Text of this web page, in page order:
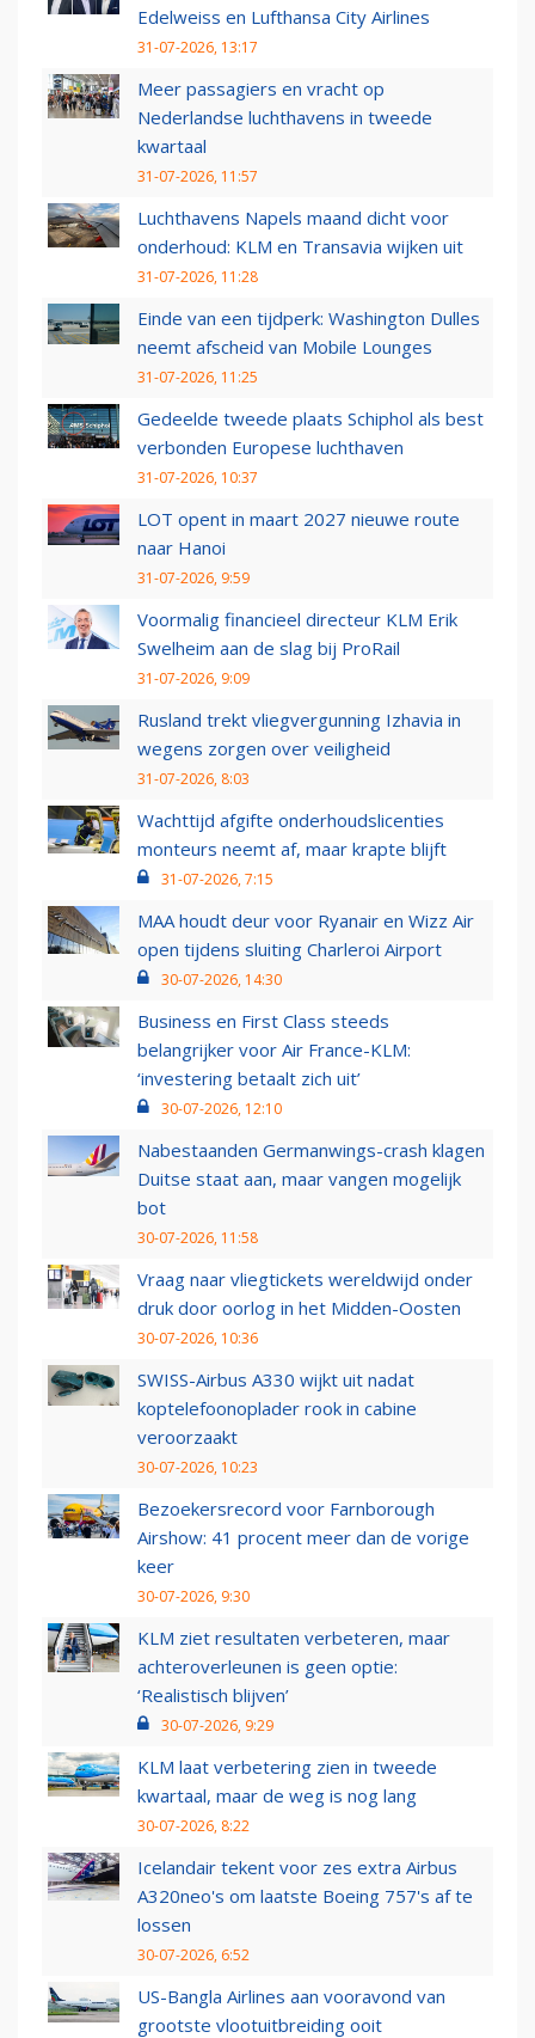
Edelweiss en Lufthansa City Airlines
31-07-2026, 13:17
Meer passagiers en vracht op
Nederlandse luchthavens in tweede
kwartaal
31-07-2026, 11:57
Luchthavens Napels maand dicht voor
onderhoud: KLM en Transavia wijken uit
31-07-2026, 11:28
Einde van een tijdperk: Washington Dulles
neemt afscheid van Mobile Lounges
31-07-2026, 11:25
Gedeelde tweede plaats Schiphol als best
verbonden Europese luchthaven
31-07-2026, 10:37
LOT opent in maart 2027 nieuwe route
naar Hanoi
31-07-2026, 9:59
Voormalig financieel directeur KLM Erik
Swelheim aan de slag bij ProRail
31-07-2026, 9:09
Rusland trekt vliegvergunning Izhavia in
wegens zorgen over veiligheid
31-07-2026, 8:03
Wachttijd afgifte onderhoudslicenties
monteurs neemt af, maar krapte blijft
31-07-2026, 7:15
MAA houdt deur voor Ryanair en Wizz Air
open tijdens sluiting Charleroi Airport
30-07-2026, 14:30
Business en First Class steeds
belangrijker voor Air France-KLM:
‘investering betaalt zich uit’
30-07-2026, 12:10
Nabestaanden Germanwings-crash klagen
Duitse staat aan, maar vangen mogelijk
bot
30-07-2026, 11:58
Vraag naar vliegtickets wereldwijd onder
druk door oorlog in het Midden-Oosten
30-07-2026, 10:36
SWISS-Airbus A330 wijkt uit nadat
koptelefoonoplader rook in cabine
veroorzaakt
30-07-2026, 10:23
Bezoekersrecord voor Farnborough
Airshow: 41 procent meer dan de vorige
keer
30-07-2026, 9:30
KLM ziet resultaten verbeteren, maar
achteroverleunen is geen optie:
‘Realistisch blijven’
30-07-2026, 9:29
KLM laat verbetering zien in tweede
kwartaal, maar de weg is nog lang
30-07-2026, 8:22
Icelandair tekent voor zes extra Airbus
A320neo's om laatste Boeing 757's af te
lossen
30-07-2026, 6:52
US-Bangla Airlines aan vooravond van
grootste vlootuitbreiding ooit